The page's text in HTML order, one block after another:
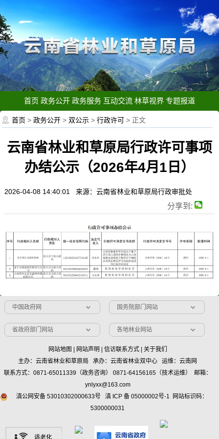
首页 政务公开 政务服务 互动交流 林草视界 专题报道
首页 >政务公开 >双公示 >行政许可 > 正文
云南省林业和草原局行政许可事项
办结公示（2026年4月1日）
2026-04-08 14:40:01 来源：云南省林业和草原局行政审批处
分享到:
中国政府网 国务院部门网站
省政府部门网站 各地林业网站
网站地图 | 网站声明 | 信访联系方式| 关于我们
主办：云南省林业和草原局 承办：云南省林业双中心 运维：云南网
联系方式：0871-65011339（政务咨询） 0871-64156165（技术运维） 邮箱：
ynlyxx@163.com
滇公网安备 53010302000633号
滇 ICP 备 05000002号-1
网站标识码：
5300000031